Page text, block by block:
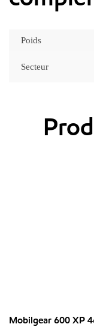
Poids
Secteur
Mobilgear 600 XP